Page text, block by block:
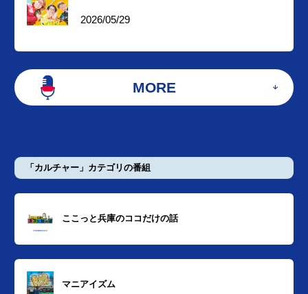
2026/05/29
MORE
「カルチャー」カテゴリの番組
ここっと兵庫のココだけの話
マニアイズム